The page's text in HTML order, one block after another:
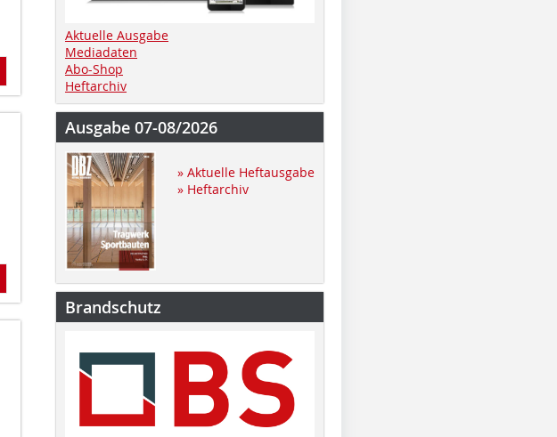
Aktuelle Ausgabe
Mediadaten
Abo-Shop
Heftarchiv
Ausgabe 07-08/2026
» Aktuelle Heftausgabe
» Heftarchiv
Brandschutz